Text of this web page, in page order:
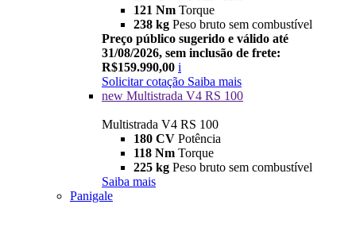
121 Nm Torque
238 kg Peso bruto sem combustível
Preço público sugerido e válido até
31/08/2026, sem inclusão de frete:
R$159.990,00 i
Solicitar cotação Saiba mais
new Multistrada V4 RS 100
Multistrada V4 RS 100
180 CV Potência
118 Nm Torque
225 kg Peso bruto sem combustível
Saiba mais
Panigale